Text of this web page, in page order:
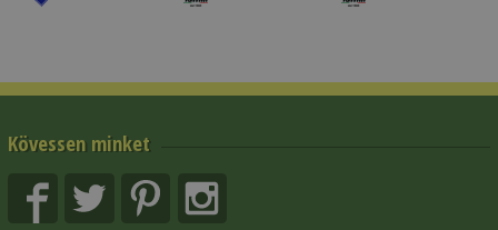
Kövessen minket